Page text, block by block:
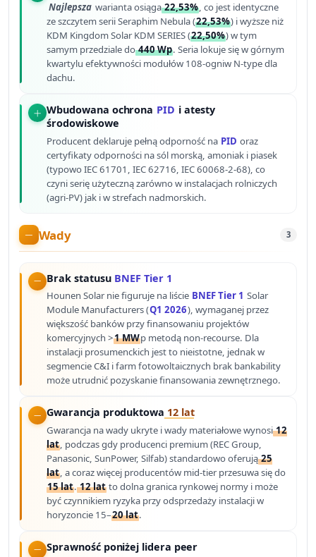
Najlepsza warianta osiąga22,53%, co jest identyczne
ze szczytem serii Seraphim Nebula (22,53%) i wyższe niż
KDM Kingdom Solar KDM SERIES (22,50%) w tym
samym przedziale do440 Wp. Seria lokuje się w górnym
kwartylu efektywności modułów 108-ogniw N-type dla
dachu.
Wbudowana ochrona PID i atesty
środowiskowe
Producent deklaruje pełną odporność na PID oraz
certyfikaty odporności na sól morską, amoniak i piasek
(typowo IEC 61701, IEC 62716, IEC 60068-2-68), co
czyni serię użyteczną zarówno w instalacjach rolniczych
(agri-PV) jak i w strefach nadmorskich.
Wady 3
Brak statusu BNEF Tier 1
Hounen Solar nie figuruje na liście BNEF Tier 1 Solar
Module Manufacturers (Q1 2026), wymaganej przez
większość banków przy finansowaniu projektów
komercyjnych >1 MWp metodą non-recourse. Dla
instalacji prosumenckich jest to nieistotne, jednak w
segmencie C&I i farm fotowoltaicznych brak bankability
może utrudnić pozyskanie finansowania zewnętrznego.
Gwarancja produktowa 12 lat
Gwarancja na wady ukryte i wady materiałowe wynosi12
lat, podczas gdy producenci premium (REC Group,
Panasonic, SunPower, Silfab) standardowo oferują25
lat, a coraz więcej producentów mid-tier przesuwa się do
15 lat.12 lat to dolna granica rynkowej normy i może
być czynnikiem ryzyka przy odsprzedaży instalacji w
horyzoncie 15–20 lat.
Sprawność poniżej lidera peer